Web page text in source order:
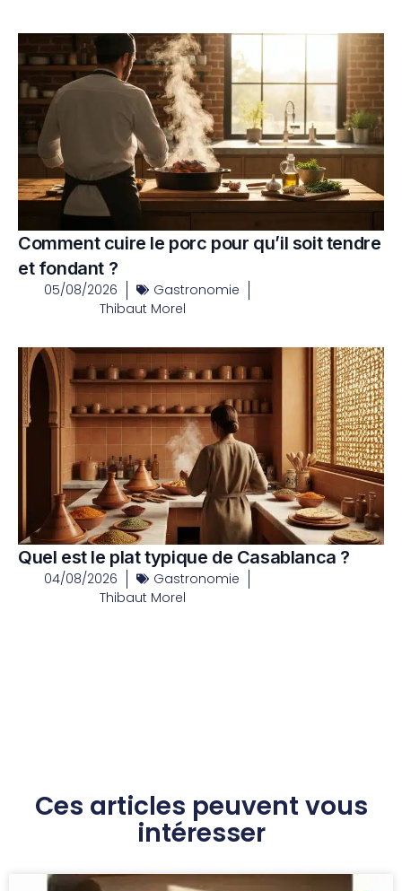
Comment cuire le porc pour qu’il soit tendre
et fondant ?
05/08/2026
Gastronomie
Thibaut Morel
Quel est le plat typique de Casablanca ?
04/08/2026
Gastronomie
Thibaut Morel
Ces articles peuvent vous
intéresser